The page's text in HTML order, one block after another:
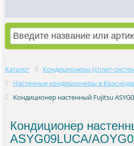
Каталог
Кондиционеры (сплит-
Настенные кондиционеры в
Кондиционер настенный Fujitsu
Кондиционер
ASYG09LUCA/